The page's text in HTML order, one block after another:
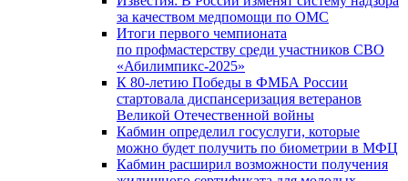
за качеством медпомощи по ОМС
Итоги первого чемпионата
по профмастерству среди участников СВО
«Абилимпикс-2025»
К 80-летию Победы в ФМБА России
стартовала диспансеризация ветеранов
Великой Отечественной войны
Кабмин определил госуслуги, которые
можно будет получить по биометрии в МФЦ
Кабмин расширил возможности получения